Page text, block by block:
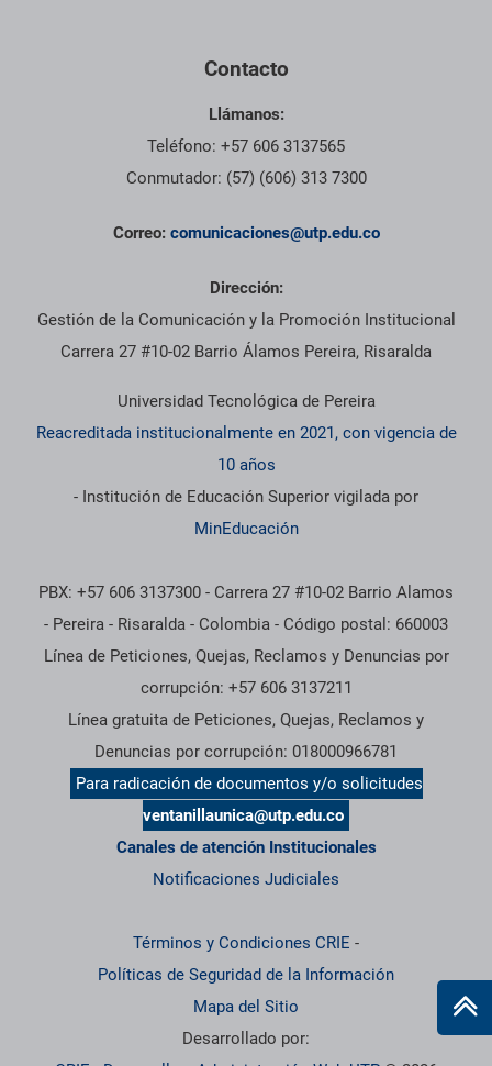
Contacto
Llámanos:
Teléfono: +57 606 3137565
Conmutador: (57) (606) 313 7300
Correo: comunicaciones@utp.edu.co
Dirección:
Gestión de la Comunicación y la Promoción Institucional
Carrera 27 #10-02 Barrio Álamos Pereira, Risaralda
Universidad Tecnológica de Pereira
Reacreditada institucionalmente en 2021, con vigencia de
10 años
- Institución de Educación Superior vigilada por
MinEducación
PBX: +57 606 3137300 - Carrera 27 #10-02 Barrio Alamos
- Pereira - Risaralda - Colombia - Código postal: 660003
Línea de Peticiones, Quejas, Reclamos y Denuncias por
corrupción: +57 606 3137211
Línea gratuita de Peticiones, Quejas, Reclamos y
Denuncias por corrupción: 018000966781
Para radicación de documentos y/o solicitudes
ventanillaunica@utp.edu.co
Canales de atención Institucionales
Notificaciones Judiciales
Términos y Condiciones CRIE -
Políticas de Seguridad de la Información
Mapa del Sitio
Desarrollado por: